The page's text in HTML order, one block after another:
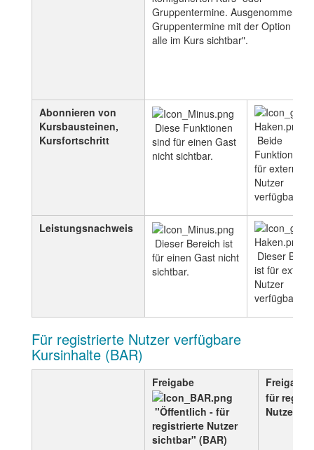
Gruppentermine. Ausgenommen
Gruppentermine mit der Option "Für
alle im Kurs sichtbar".
Abonnieren von
Kursbausteinen,
Kursfortschritt
Diese Funktionen
sind für einen Gast
nicht sichtbar.
Beide
Funktionen
für externe
Nutzer
verfügbar.
Leistungsnachweis
Dieser Bereich ist
für einen Gast nicht
sichtbar.
Dieser
ist für
Nutzer
verfügbar.
Für registrierte Nutzer verfügbare
Kursinhalte (BAR)
Freigabe
"Öffentlich - für
registrierte Nutzer
sichtbar" (BAR)
Freigabe
für
Nutzer